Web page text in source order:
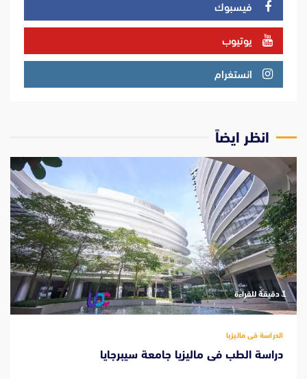
فيسبوك
يوتيوب
انستغرام
انظر ايضاً
‫1 دقيقة للقراءة
الدراسة فى ماليزيا
دراسة الطب فى ماليزيا جامعة سيبرجايا